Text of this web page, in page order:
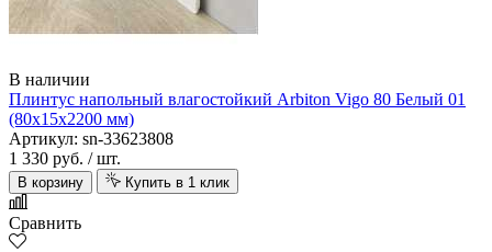
В наличии
Плинтус напольный влагостойкий Arbiton Vigo 80 Белый 01
(80х15х2200 мм)
Артикул: sn-33623808
1 330 руб. / шт.
В корзину Купить в 1 клик
Сравнить